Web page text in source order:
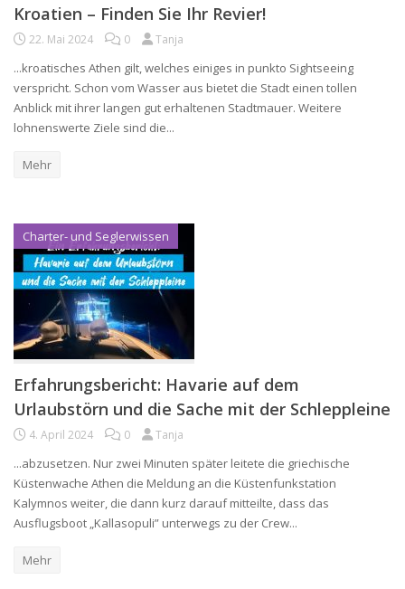
Kroatien – Finden Sie Ihr Revier!
22. Mai 2024 0 Tanja
...kroatisches Athen gilt, welches einiges in punkto Sightseeing
verspricht. Schon vom Wasser aus bietet die Stadt einen tollen
Anblick mit ihrer langen gut erhaltenen Stadtmauer. Weitere
lohnenswerte Ziele sind die...
Mehr
Charter- und Seglerwissen
Erfahrungsbericht: Havarie auf dem
Urlaubstörn und die Sache mit der Schleppleine
4. April 2024 0 Tanja
...abzusetzen. Nur zwei Minuten später leitete die griechische
Küstenwache Athen die Meldung an die Küstenfunkstation
Kalymnos weiter, die dann kurz darauf mitteilte, dass das
Ausflugsboot „Kallasopuli” unterwegs zu der Crew...
Mehr